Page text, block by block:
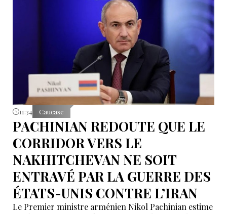
11:34 Caucase
PACHINIAN REDOUTE QUE LE
CORRIDOR VERS LE
NAKHITCHEVAN NE SOIT
ENTRAVÉ PAR LA GUERRE DES
ÉTATS-UNIS CONTRE L’IRAN
Le Premier ministre arménien Nikol Pachinian estime